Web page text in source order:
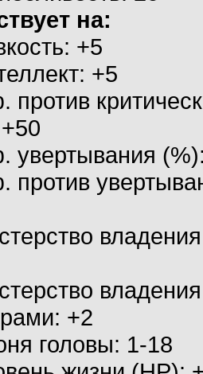
на:
+5
+5
против
увертывания
против
+2
головы: 1-18